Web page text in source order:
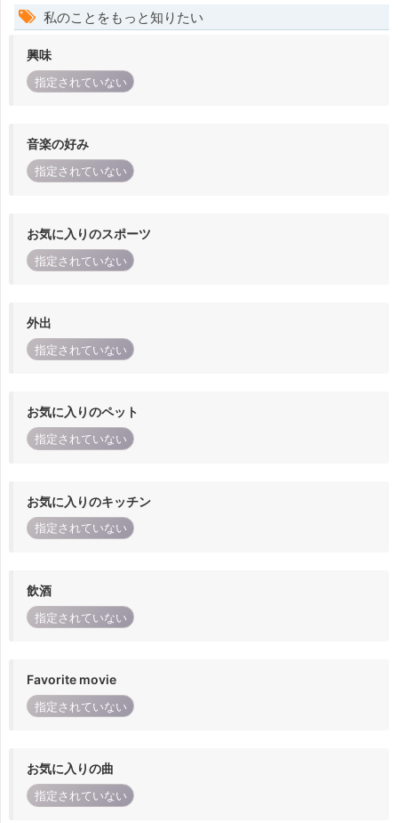
私のことをもっと知りたい
興味
指定されていない
音楽の好み
指定されていない
お気に入りのスポーツ
指定されていない
外出
指定されていない
お気に入りのペット
指定されていない
お気に入りのキッチン
指定されていない
飲酒
指定されていない
Favorite movie
指定されていない
お気に入りの曲
指定されていない